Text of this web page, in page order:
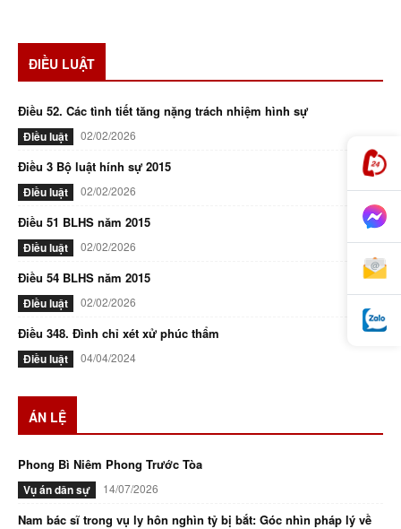
ĐIỀU LUẬT
Điều 52. Các tình tiết tăng nặng trách nhiệm hình sự
Điều luật 02/02/2026
Điều 3 Bộ luật hính sự 2015
Điều luật 02/02/2026
Điều 51 BLHS năm 2015
Điều luật 02/02/2026
Điều 54 BLHS năm 2015
Điều luật 02/02/2026
Điều 348. Đình chỉ xét xử phúc thẩm
Điều luật 04/04/2024
ÁN LỆ
Phong Bì Niêm Phong Trước Tòa
Vụ án dân sự 14/07/2026
Nam bác sĩ trong vụ ly hôn nghìn tỷ bị bắt: Góc nhìn pháp lý về